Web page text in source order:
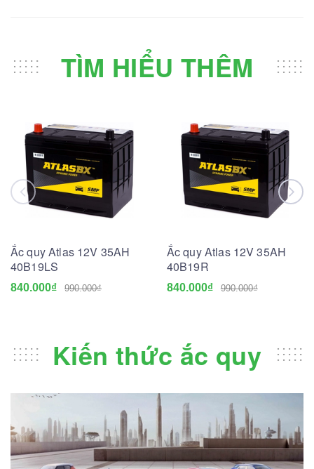
TÌM HIỂU THÊM
Ắc quy Atlas 12V 35AH
40B19LS
840.000₫ 990.000₫
Ắc quy Atlas 12V 35AH
40B19R
840.000₫ 990.000₫
Kiến thức ắc quy